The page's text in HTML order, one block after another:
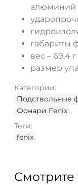
алюминий
габариты
вес – 69.4
размер
Категории:
Подствольные
Фонари Fenix
Теги:
fenix
Смотрите